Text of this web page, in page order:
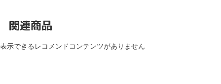
関連商品
表示できるレコメンドコンテンツがありません